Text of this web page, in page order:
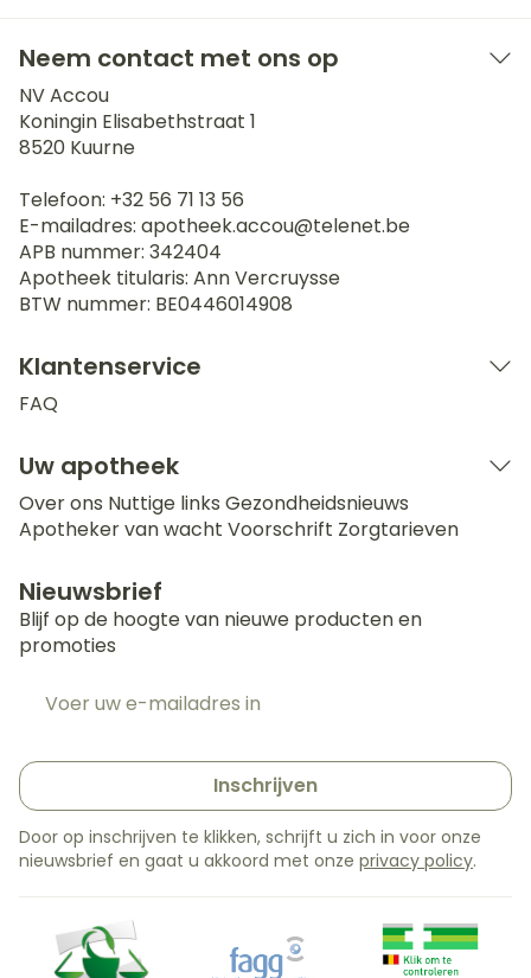
Neem contact met ons op
NV Accou
Koningin Elisabethstraat 1
8520 Kuurne
Telefoon: +32 56 71 13 56
E-mailadres: apotheek.accou@telenet.be
APB nummer: 342404
Apotheek titularis: Ann Vercruysse
BTW nummer: BE0446014908
Klantenservice
FAQ
Uw apotheek
Over ons Nuttige links Gezondheidsnieuws
Apotheker van wacht Voorschrift Zorgtarieven
Nieuwsbrief
Blijf op de hoogte van nieuwe producten en
promoties
Inschrijven
Door op inschrijven te klikken, schrijft u zich in voor onze
nieuwsbrief en gaat u akkoord met onze privacy policy.